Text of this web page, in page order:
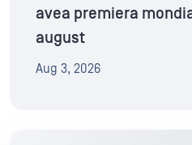
avea premiera
august
Aug 3, 2026